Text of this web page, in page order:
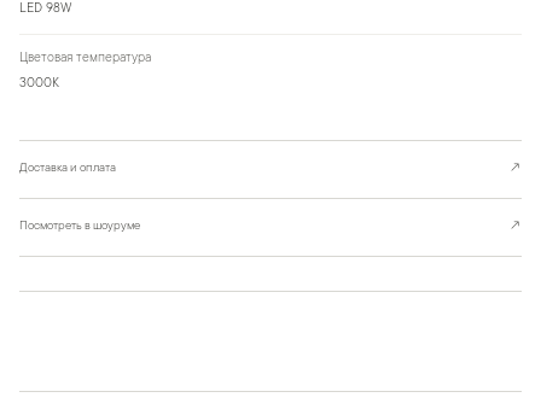
LED 98W
Цветовая температура
3000К
Доставка и оплата ↗
Посмотреть в шоуруме ↗